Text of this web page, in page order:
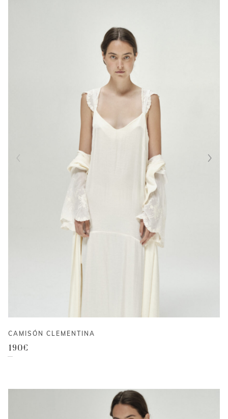
CAMISÓN CLEMENTINA
190€